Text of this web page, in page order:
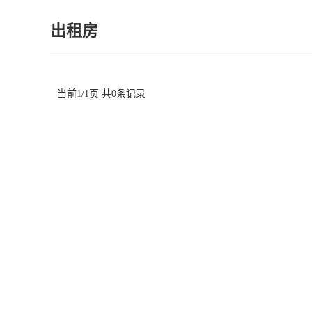
出租房
当前1/1页 共0条记录